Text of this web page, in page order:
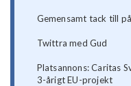
Gemensamt tack till
Twittra med Gud
Platsannons: Caritas
3-årigt EU-projekt